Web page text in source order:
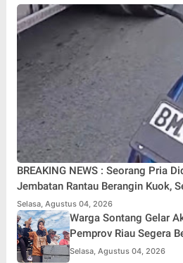
BREAKING NEWS : Seorang Pria
Jembatan Rantau Berangin Kuok,
Lokasi
Selasa, Agustus 04, 2026
Warga Sontang Gelar
Pemprov Riau Segera
Selasa, Agustus 04, 2026